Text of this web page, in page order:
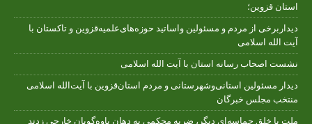
استان قزوین؛
دیداربرخی از مردم و مسئولین واساتید حوزه‌های‌علمیه‌قزوین و تاکستان با
آیت الله اسلامی
نشست اصحاب رسانه استان با آیت الله اسلامی
دیدار مسئولین استانی‌وشهرستانی و مردم‌ استان‌قزوین با آیت‌الله‌ اسلامی
منتخب مجلس‌ خبرگان
ملت با خلق حماسه‌ای دیگر، ضربه محکمی به دهان یاوه‌گویان خارجی زدند